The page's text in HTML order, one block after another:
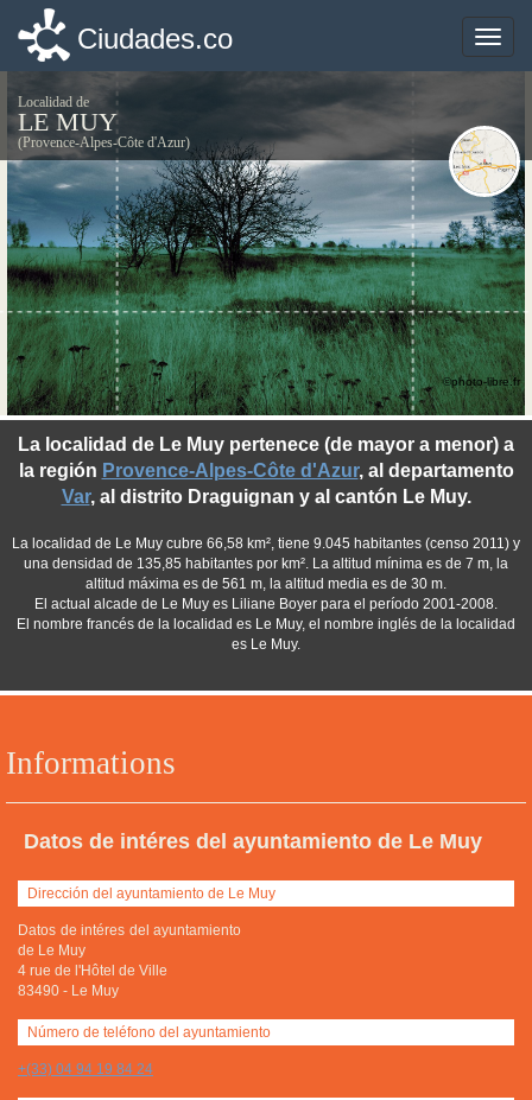
Toggle
Ciudades.co
Localidad de
LE MUY
(Provence-Alpes-Côte d'Azur)
Informations
Datos de intéres del ayuntamiento de Le Muy
Dirección del ayuntamiento de Le Muy
Datos de intéres del ayuntamiento
de Le Muy
4 rue de l'Hôtel de Ville
83490 - Le Muy
Número de teléfono del ayuntamiento
+(33) 04 94 19 84 24
La localidad de Le Muy pertenece (de mayor a menor) a
la región Provence-Alpes-Côte d'Azur, al departamento
Var, al distrito Draguignan y al cantón Le Muy.
La localidad de Le Muy cubre 66,58 km², tiene 9.045 habitantes (censo 2011) y
una densidad de 135,85 habitantes por km². La altitud mínima es de 7 m, la
altitud máxima es de 561 m, la altitud media es de 30 m.
El actual alcade de Le Muy es Liliane Boyer para el período 2001-2008.
El nombre francés de la localidad es Le Muy, el nombre inglés de la localidad
es Le Muy.
©photo-libre.fr
Toggle
Ciudades.co